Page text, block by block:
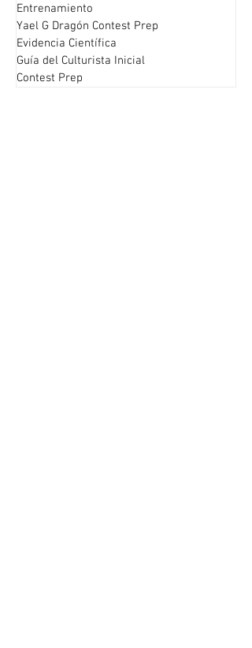
Entrenamiento
Yael G Dragón Contest Prep
Evidencia Científica
Guía del Culturista Inicial
Contest Prep